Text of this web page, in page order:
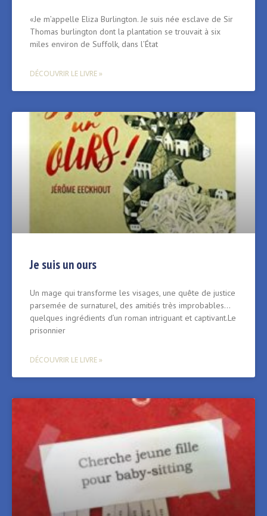
«Je m’appelle Eliza Burlington. Je suis née esclave de Sir
Thomas burlington dont la plantation se trouvait à six
miles environ de Suffolk, dans l’État
DÉCOUVRIR LE LIVRE »
Je suis un ours
Un mage qui transforme les visages, une quête de justice
parsemée de surnaturel, des amitiés très improbables…
quelques ingrédients d’un roman intriguant et captivant.Le
prisonnier
DÉCOUVRIR LE LIVRE »